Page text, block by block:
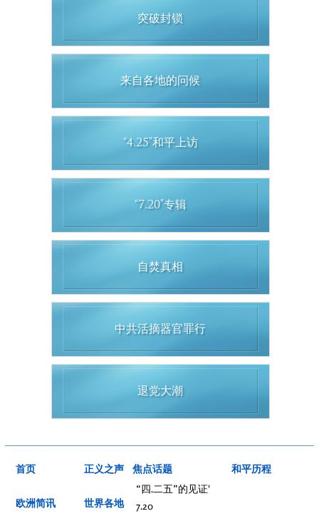
突破封锁
来自各地的问候
“4.25”和平上访
“7.20”专辑
自焚真相
中共活摘器官罪行
退党大潮
首页
欧洲简讯
正义之声
世界各地
焦点话题
“四.二五”的见证'
7.20
和平历程